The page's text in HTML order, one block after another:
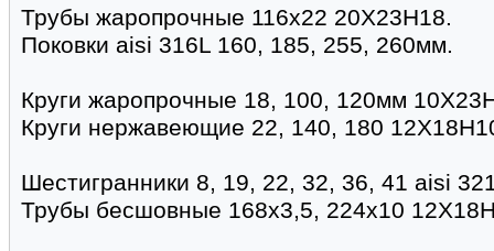
Трубы жаропрочные 116х22 20Х23Н18.
Поковки aisi 316L 160, 185, 255, 260мм.
Круги жаропрочные 18, 100, 120мм
Круги нержавеющие 22, 140, 180
Шестигранники 8, 19, 22, 32, 36, 41 aisi
Трубы бесшовные 168х3,5, 224х10